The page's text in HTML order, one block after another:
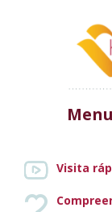
Menu
Visita
cardíaca e